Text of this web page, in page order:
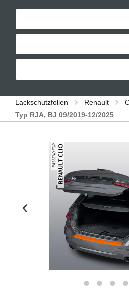
Lackschutzfolien Renault
Typ RJA, BJ 09/2019-12/2025
Bildergalerie überspringen